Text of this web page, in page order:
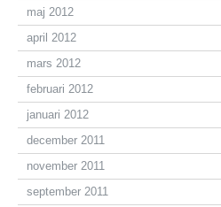
maj 2012
april 2012
mars 2012
februari 2012
januari 2012
december 2011
november 2011
september 2011